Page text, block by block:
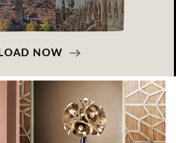
NOW